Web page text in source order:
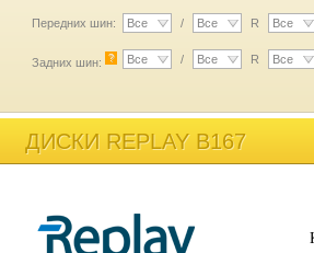
Передних шин: Все / Все R Все
Задних шин: ? Все / Все R Все
ДИСКИ REPLAY B167